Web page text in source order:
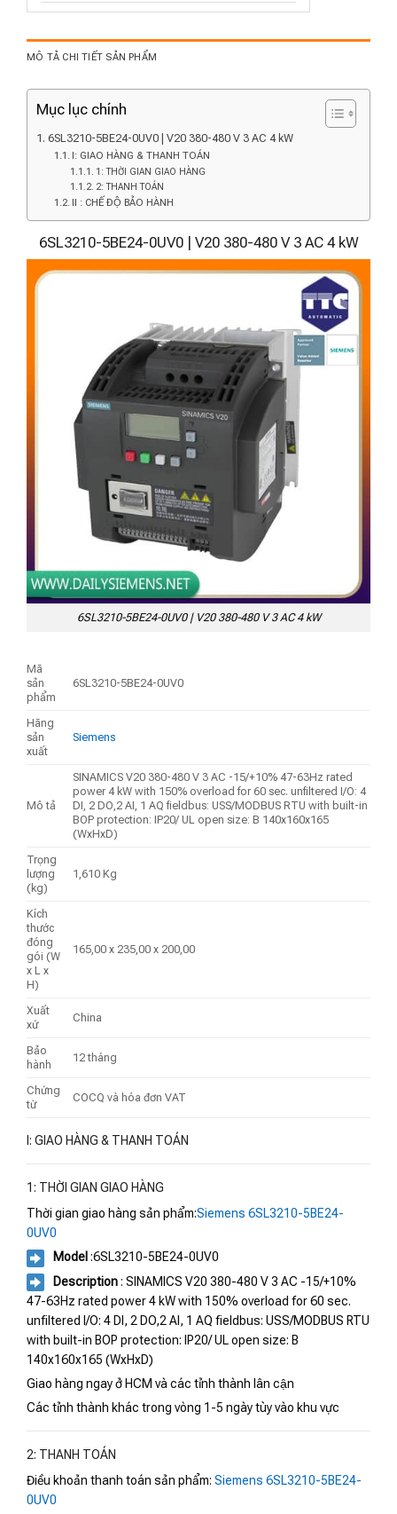
MÔ TẢ CHI TIẾT SẢN PHẨM
Mục lục chính
6SL3210-5BE24-0UV0 | V20 380-480 V 3 AC 4 kW
I: GIAO HÀNG & THANH TOÁN
1: THỜI GIAN GIAO HÀNG
2: THANH TOÁN
II : CHẾ ĐỘ BẢO HÀNH
6SL3210-5BE24-0UV0 | V20 380-480 V 3 AC 4 kW
6SL3210-5BE24-0UV0 | V20 380-480 V 3 AC 4 kW
Mã
sản
phẩm
6SL3210-5BE24-0UV0
Hãng
sản
xuất
Siemens
Mô tả
SINAMICS V20 380-480 V 3 AC -15/+10% 47-63Hz rated
power 4 kW with 150% overload for 60 sec. unfiltered I/O: 4
DI, 2 DO,2 AI, 1 AQ fieldbus: USS/MODBUS RTU with built-in
BOP protection: IP20/ UL open size: B 140x160x165
(WxHxD)
Trọng
lượng
(kg)
1,610 Kg
Kích
thước
đóng
gói (W
x L x
H)
165,00 x 235,00 x 200,00
Xuất
xứ
China
Bảo
hành
12 tháng
Chứng
từ
COCQ và hóa đơn VAT
I: GIAO HÀNG & THANH TOÁN
1: THỜI GIAN GIAO HÀNG
Thời gian giao hàng sản phẩm:Siemens 6SL3210-5BE24-
0UV0
Model :6SL3210-5BE24-0UV0
Description: SINAMICS V20 380-480 V 3 AC -15/+10%
47-63Hz rated power 4 kW with 150% overload for 60 sec.
unfiltered I/O: 4 DI, 2 DO,2 AI, 1 AQ fieldbus: USS/MODBUS RTU
with built-in BOP protection: IP20/ UL open size: B
140x160x165 (WxHxD)
Giao hàng ngay ở HCM và các tỉnh thành lân cận
Các tỉnh thành khác trong vòng 1-5 ngày tùy vào khu vực
2: THANH TOÁN
Điều khoản thanh toán sản phẩm: Siemens 6SL3210-5BE24-
0UV0